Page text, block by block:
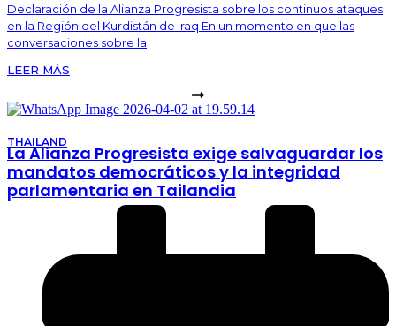
Declaración de la Alianza Progresista sobre los continuos ataques
en la Región del Kurdistán de Iraq En un momento en que las
conversaciones sobre la
LEER MÁS
THAILAND
La Alianza Progresista exige salvaguardar los
mandatos democráticos y la integridad
parlamentaria en Tailandia